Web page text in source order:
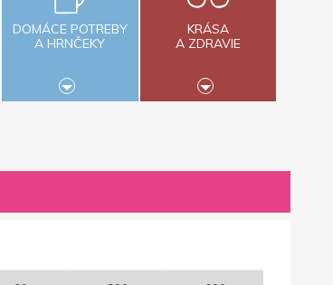
DOMÁCE POTREBY
A HRNČEKY
KRÁSA
A ZDRAVIE